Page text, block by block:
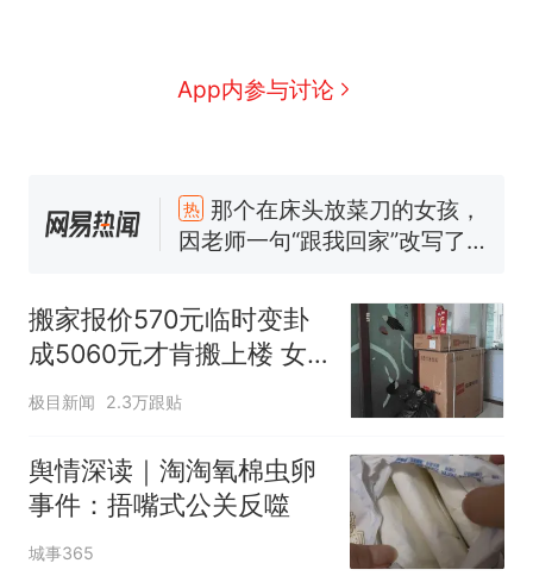
App内参与讨论
人生
新
搬家报价570元，搬到楼下
交5060元才肯搬上楼！女子傻
部作废，公平么？
空调24小时开着反而更省电？
电力部门回应
佛山一中学招聘物理教师，笔
已叫停招聘，成立调查组全面
核查
“不建议大家买深色蛋糕”上热
搜，网友：天塌了！
那个在床头放菜刀的女孩，
因老师一句“跟我回家”改写了
搬家报价570元临时变卦
成5060元才肯搬上楼 女
子傻眼
极目新闻 2.3万跟贴
舆情深读｜淘淘氧棉虫卵
事件：捂嘴式公关反噬
城事365